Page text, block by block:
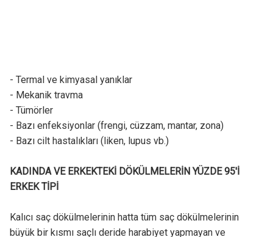
- Termal ve kimyasal yanıklar
- Mekanik travma
- Tümörler
- Bazı enfeksiyonlar (frengi, cüzzam, mantar, zona)
- Bazı cilt hastalıkları (liken, lupus vb.)
KADINDA VE ERKEKTEKİ DÖKÜLMELERİN YÜZDE 95'İ
ERKEK TİPİ
Kalıcı saç dökülmelerinin hatta tüm saç dökülmelerinin
büyük bir kısmı saçlı deride harabiyet yapmayan ve